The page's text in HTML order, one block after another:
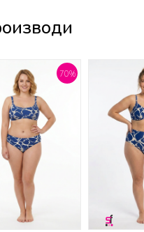
70%